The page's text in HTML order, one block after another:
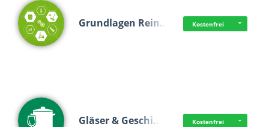
Grundlagen Rein… Kostenfrei
Gläser & Geschi… Kostenfrei